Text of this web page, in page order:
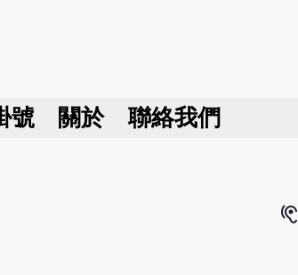
號 關於 聯絡我們
hearing